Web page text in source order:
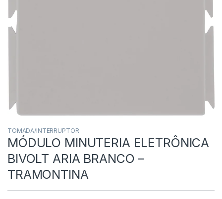
TOMADA/INTERRUPTOR
MÓDULO MINUTERIA ELETRÔNICA
BIVOLT ARIA BRANCO –
TRAMONTINA